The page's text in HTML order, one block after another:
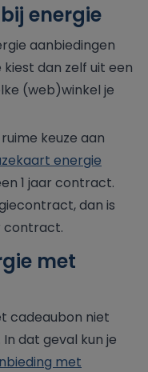
energie
aanbiedingen
dan zelf uit een
(web)winkel je
keuze aan
energie
1 jaar contract.
dan is
contract.
met
cadeaubon niet
dat geval kun je
met